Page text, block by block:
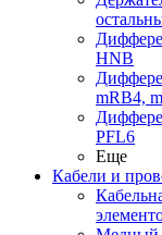
HNB
mRB4,
PFL6
Еще
Кабели и